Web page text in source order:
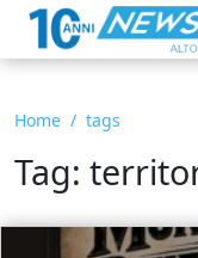
Home tags
Tag: